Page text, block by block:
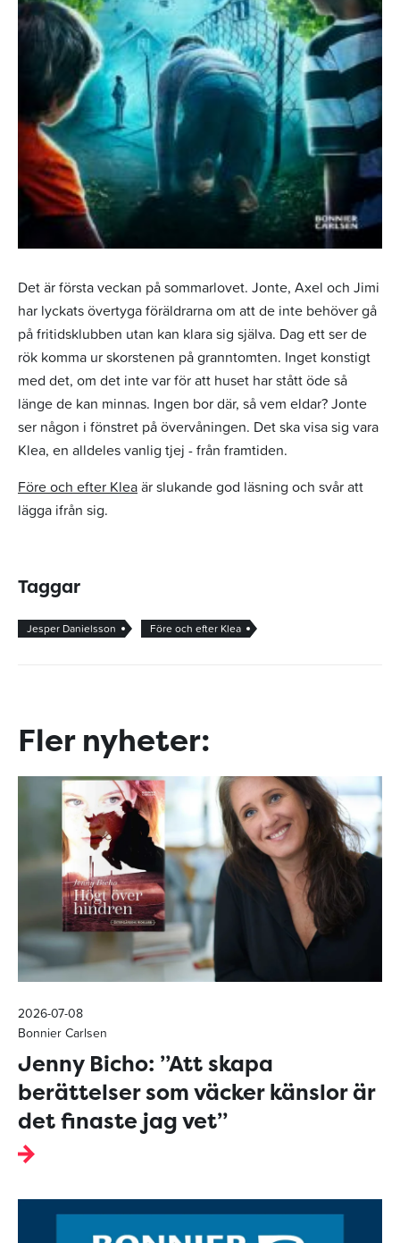
Det är första veckan på sommarlovet. Jonte, Axel och Jimi
har lyckats övertyga föräldrarna om att de inte behöver gå
på fritidsklubben utan kan klara sig själva. Dag ett ser de
rök komma ur skorstenen på granntomten. Inget konstigt
med det, om det inte var för att huset har stått öde så
länge de kan minnas. Ingen bor där, så vem eldar? Jonte
ser någon i fönstret på övervåningen. Det ska visa sig vara
Klea, en alldeles vanlig tjej - från framtiden.
Före och efter Kleaär slukande god läsning och svår att
lägga ifrån sig.
Taggar
Jesper Danielsson Före och efter Klea
Fler nyheter:
2026-07-08
Bonnier Carlsen
Jenny Bicho: ”Att skapa
berättelser som väcker känslor är
det finaste jag vet”